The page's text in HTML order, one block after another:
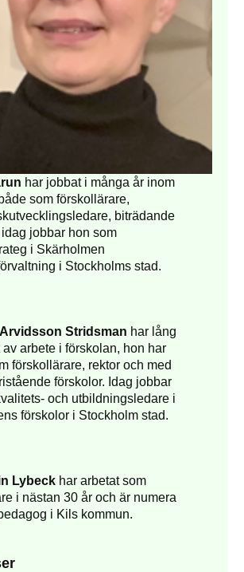
har jobbat i många år inom
som förskollärare,
biträdande
jobbar hon som
i Skärholmen
i Stockholms stad.
Stridsman har lång
av arbete i förskolan, hon har
förskollärare, rektor och med
förskolor. Idag jobbar
och utbildningsledare i
förskolor i Stockholm stad.
Lybeck har arbetat som
i nästan 30 år och är numera
i Kils kommun.